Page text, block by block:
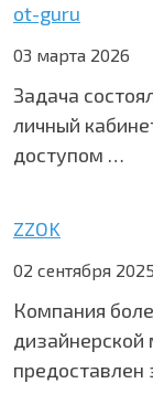
ot-guru
03 марта 2026
Задача
личный
доступом …
ZZOK
02 сентября 2025
Компания
предоставлен